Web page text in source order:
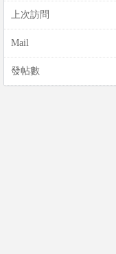
上次訪問
Mail
發帖數